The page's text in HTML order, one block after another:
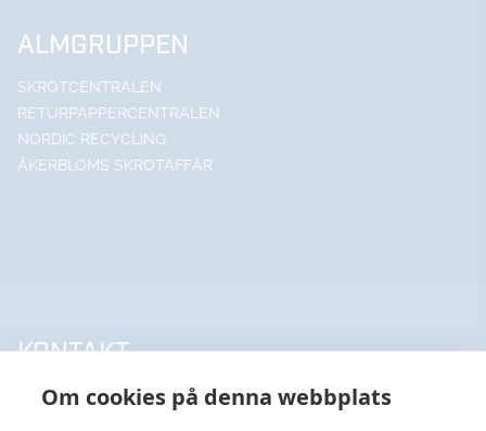
Om cookies på denna webbplats
ALMGRUPPEN
SKROTCENTRALEN
RETURPAPPERCENTRALEN
NORDIC RECYCLING
ÅKERBLOMS SKROTAFFÄR
KONTAKT
UPPSALA HANDELSSTÅL AB